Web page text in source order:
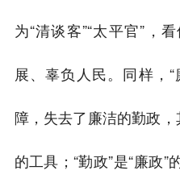
为“清谈客”“太平官”，
展、辜负人民。同样，
障，失去了廉洁的勤政，
的工具；“勤政”是“廉政